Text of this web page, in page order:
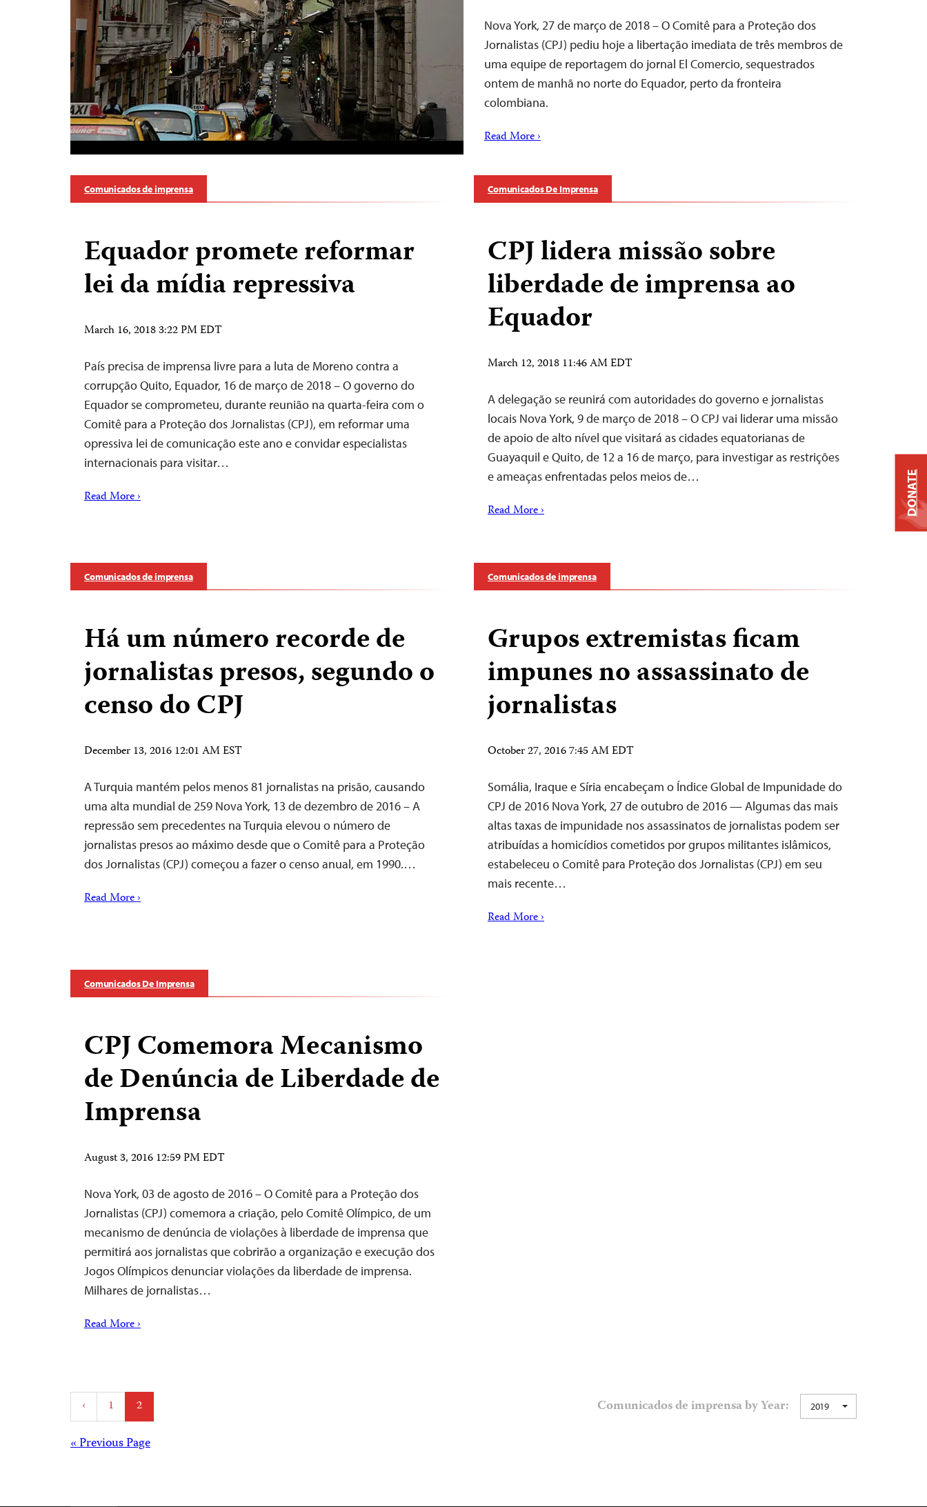
Nova York, 27 de março de 2018 – O Comitê para a Proteção dos
Jornalistas (CPJ) pediu hoje a libertação imediata de três membros de
uma equipe de reportagem do jornal El Comercio, sequestrados
ontem de manhã no norte do Equador, perto da fronteira
colombiana.
Read More ›
Comunicados de imprensa
Equador promete reformar
lei da mídia repressiva
March 16, 2018 3:22 PM EDT
País precisa de imprensa livre para a luta de Moreno contra a
corrupção Quito, Equador, 16 de março de 2018 – O governo do
Equador se comprometeu, durante reunião na quarta-feira com o
Comitê para a Proteção dos Jornalistas (CPJ), em reformar uma
opressiva lei de comunicação este ano e convidar especialistas
internacionais para visitar…
Read More ›
Comunicados De Imprensa
CPJ lidera missão sobre
liberdade de imprensa ao
Equador
March 12, 2018 11:46 AM EDT
A delegação se reunirá com autoridades do governo e jornalistas
locais Nova York, 9 de março de 2018 – O CPJ vai liderar uma missão
de apoio de alto nível que visitará as cidades equatorianas de
Guayaquil e Quito, de 12 a 16 de março, para investigar as restrições
e ameaças enfrentadas pelos meios de…
Read More ›
Comunicados de imprensa
Há um número recorde de
jornalistas presos, segundo o
censo do CPJ
December 13, 2016 12:01 AM EST
A Turquia mantém pelos menos 81 jornalistas na prisão, causando
uma alta mundial de 259 Nova York, 13 de dezembro de 2016 – A
repressão sem precedentes na Turquia elevou o número de
jornalistas presos ao máximo desde que o Comitê para a Proteção
dos Jornalistas (CPJ) começou a fazer o censo anual, em 1990.…
Read More ›
Comunicados de imprensa
Grupos extremistas ficam
impunes no assassinato de
jornalistas
October 27, 2016 7:45 AM EDT
Somália, Iraque e Síria encabeçam o Índice Global de Impunidade do
CPJ de 2016 Nova York, 27 de outubro de 2016 — Algumas das mais
altas taxas de impunidade nos assassinatos de jornalistas podem ser
atribuídas a homicídios cometidos por grupos militantes islâmicos,
estabeleceu o Comitê para Proteção dos Jornalistas (CPJ) em seu
mais recente…
Read More ›
Comunicados De Imprensa
CPJ Comemora Mecanismo
de Denúncia de Liberdade de
Imprensa
August 3, 2016 12:59 PM EDT
Nova York, 03 de agosto de 2016 – O Comitê para a Proteção dos
Jornalistas (CPJ) comemora a criação, pelo Comitê Olímpico, de um
mecanismo de denúncia de violações à liberdade de imprensa que
permitirá aos jornalistas que cobrirão a organização e execução dos
Jogos Olímpicos denunciar violações da liberdade de imprensa.
Milhares de jornalistas…
Read More ›
Posts
pagination
‹ 1 2
Posts
« Previous Page
Comunicados de imprensa by Year: 2019
DONATE